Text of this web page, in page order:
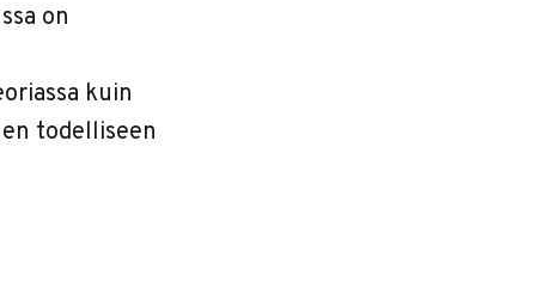
on
kuin
todelliseen